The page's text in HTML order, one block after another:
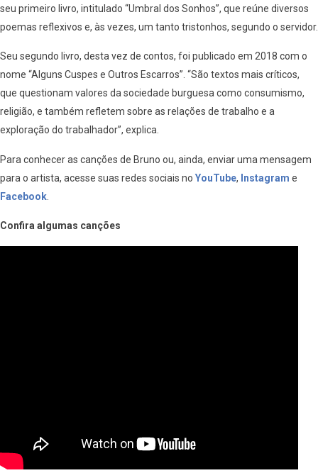
seu primeiro livro, intitulado “Umbral dos Sonhos”, que reúne diversos
poemas reflexivos e, às vezes, um tanto tristonhos, segundo o servidor.
Seu segundo livro, desta vez de contos, foi publicado em 2018 com o
nome “Alguns Cuspes e Outros Escarros”. “São textos mais críticos,
que questionam valores da sociedade burguesa como consumismo,
religião, e também refletem sobre as relações de trabalho e a
exploração do trabalhador”, explica.
Para conhecer as canções de Bruno ou, ainda, enviar uma mensagem
para o artista, acesse suas redes sociais no YouTube, Instagram e
Facebook
Confira algumas canções